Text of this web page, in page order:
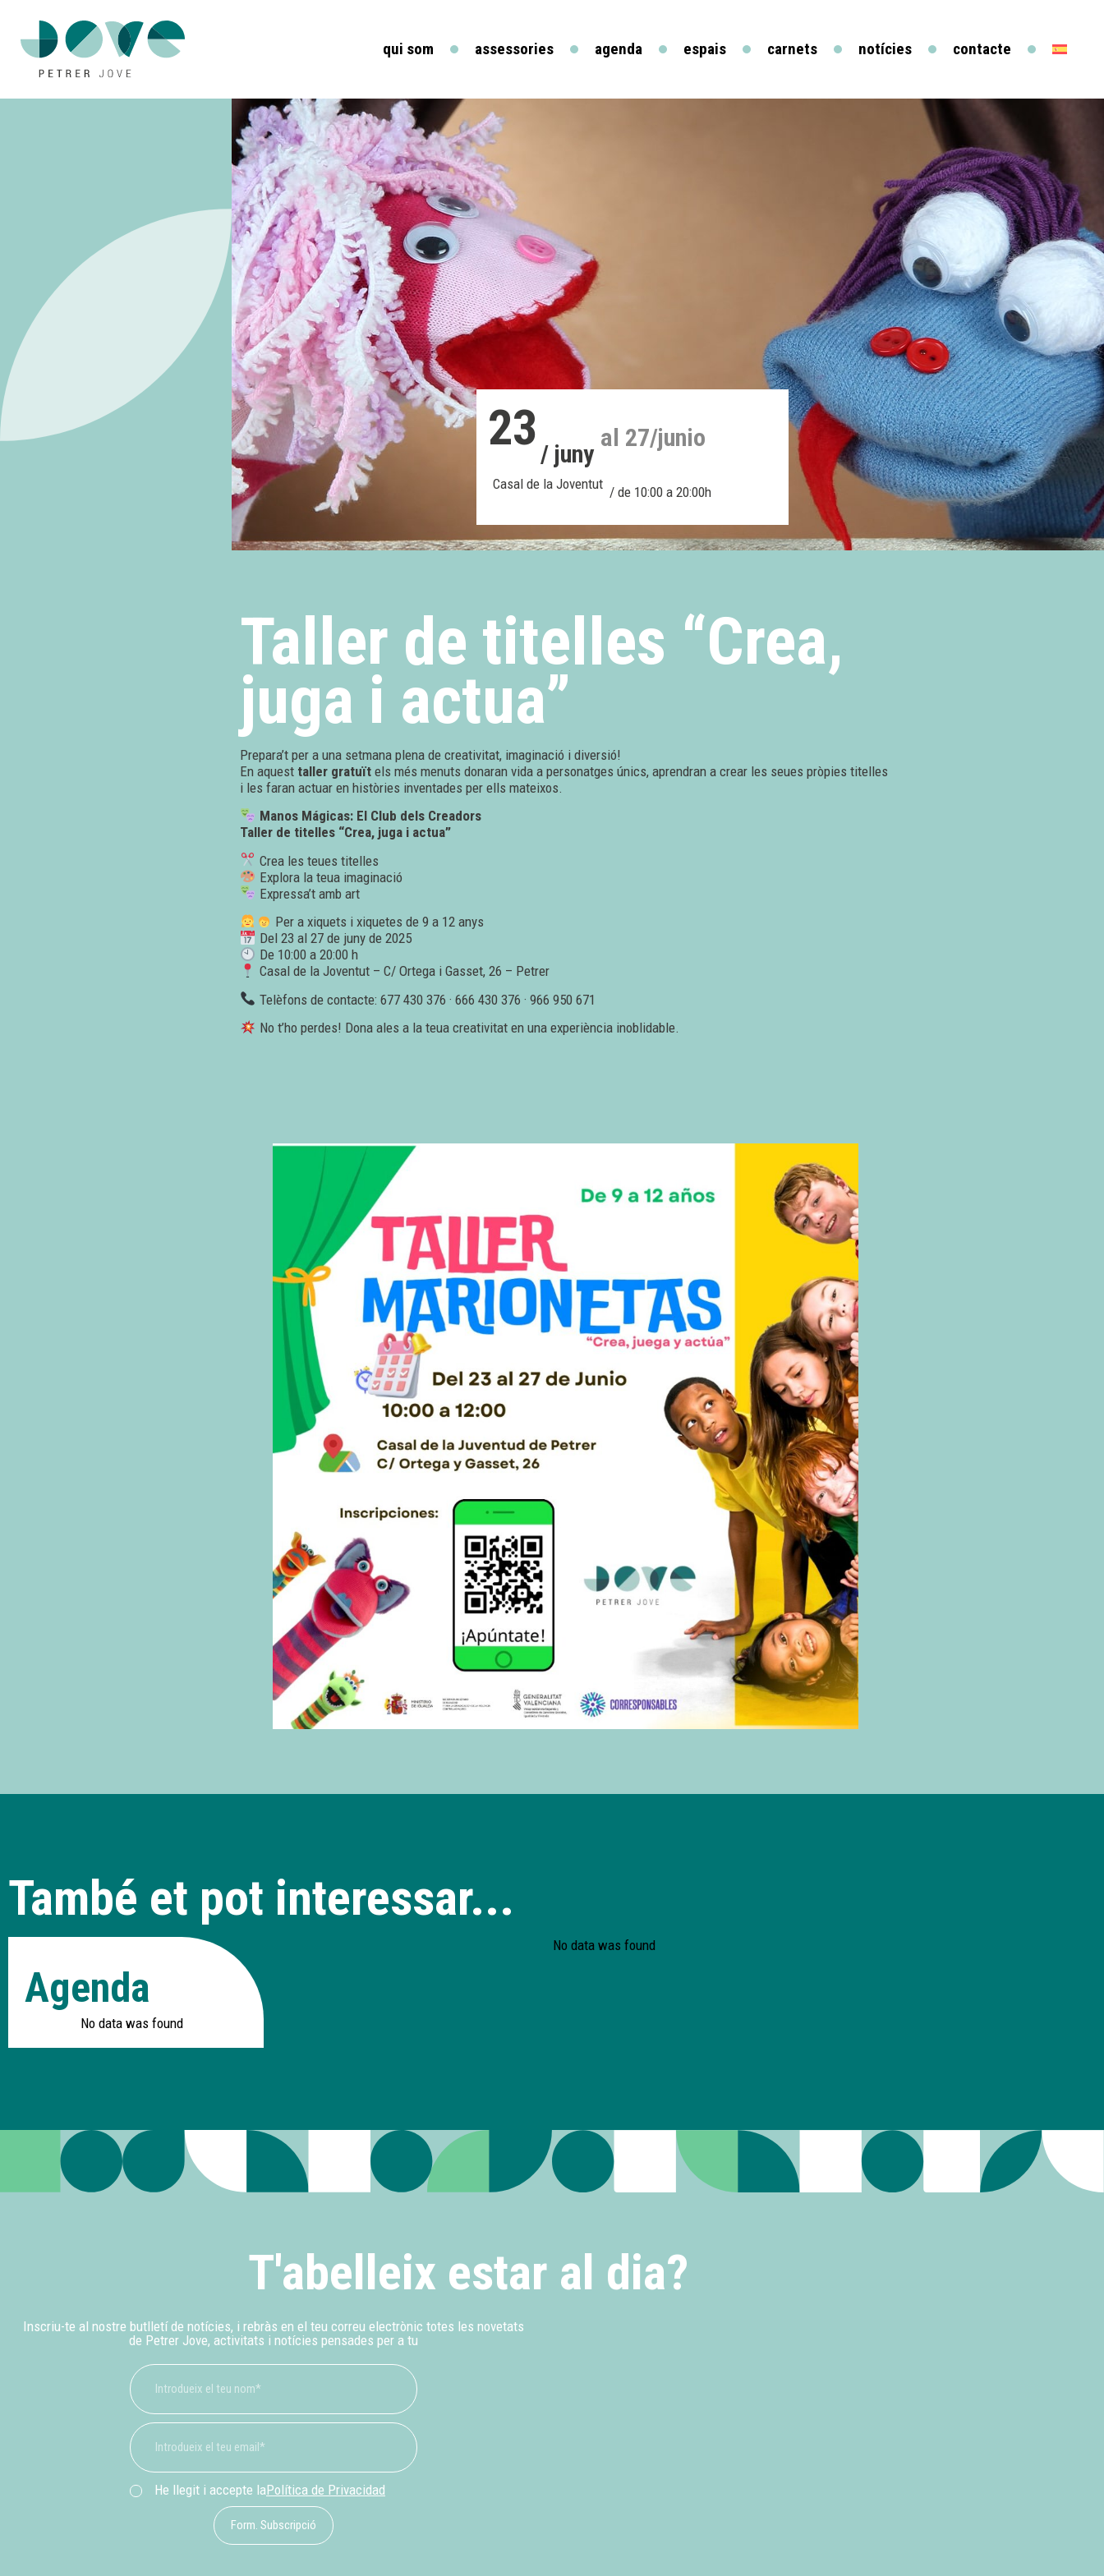
qui som assessories agenda espais carnets notícies contacte
23 / juny
al 27/junio
Casal de la Joventut / de 10:00 a 20:00h
Taller de titelles “Crea,
juga i actua”
Prepara’t per a una setmana plena de creativitat, imaginació i diversió!
En aquest taller gratuït els més menuts donaran vida a personatges únics, aprendran a crear les seues pròpies titelles
i les faran actuar en històries inventades per ells mateixos.
Manos Mágicas: El Club dels Creadors
Taller de titelles “Crea, juga i actua”
Crea les teues titelles
Explora la teua imaginació
Expressa’t amb art
Per a xiquets i xiquetes de 9 a 12 anys
Del 23 al 27 de juny de 2025
De 10:00 a 20:00 h
Casal de la Joventut – C/ Ortega i Gasset, 26 – Petrer
Telèfons de contacte: 677 430 376 · 666 430 376 · 966 950 671
No t’ho perdes! Dona ales a la teua creativitat en una experiència inoblidable.
També et pot interessar...
Agenda
No data was found
No data was found
T'abelleix estar al dia?
Inscriu-te al nostre butlletí de notícies, i rebràs en el teu correu electrònic totes les novetats
de Petrer Jove, activitats i notícies pensades per a tu
He llegit i accepte laPolítica de Privacidad
Form. Subscripció